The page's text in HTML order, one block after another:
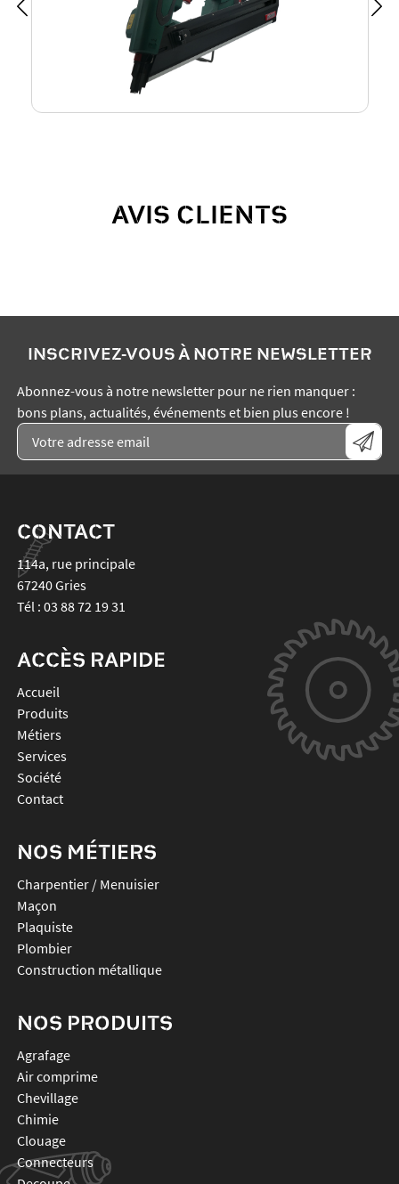
AVIS CLIENTS
INSCRIVEZ-VOUS À NOTRE NEWSLETTER
Abonnez-vous à notre newsletter pour ne rien manquer :
bons plans, actualités, événements et bien plus encore !
CONTACT
114a, rue principale
67240Gries
Tél : 03 88 72 19 31
ACCÈS RAPIDE
Accueil
Produits
Métiers
Services
Société
Contact
NOS MÉTIERS
Charpentier / Menuisier
Maçon
Plaquiste
Plombier
Construction métallique
NOS PRODUITS
agrafage
air comprime
chevillage
chimie
clouage
connecteurs